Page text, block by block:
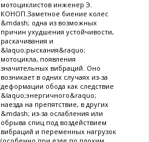
мотоциклистов инженер Э.
КОНОП.Заметное биение колес
&mdash; одна из возможных
причин ухудшения устойчивости,
раскачивания и
&laquo;рыскания&raquo;
мотоцикла, появления
значительных вибраций. Оно
возникает в одних случаях из-за
деформации обода как следствие
&laquo;энергичного&raquo;
наезда на препятствие, в других
&mdash; из-за ослабления или
обрыва спиц под воздействием
вибраций и переменных нагрузок